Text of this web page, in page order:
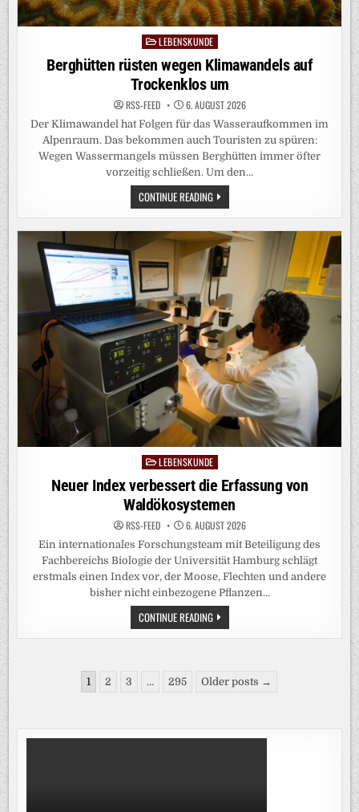
Posted
in
LEBENSKUNDE
Berghütten rüsten wegen Klimawandels auf
Trockenklos um
RSS-FEED 6. AUGUST 2026
Der Klimawandel hat Folgen für das Wasseraufkommen im
Alpenraum. Das bekommen auch Touristen zu spüren:
Wegen Wassermangels müssen Berghütten immer öfter
vorzeitig schließen. Um den…
CONTINUE READINGBERGHÜTTEN
RÜSTEN
WEGEN
KLIMAWANDELS
AUF
TROCKENKLOS
UM
Posted
in
LEBENSKUNDE
Neuer Index verbessert die Erfassung von
Waldökosystemen
RSS-FEED 6. AUGUST 2026
Ein internationales Forschungsteam mit Beteiligung des
Fachbereichs Biologie der Universität Hamburg schlägt
erstmals einen Index vor, der Moose, Flechten und andere
bisher nicht einbezogene Pflanzen…
CONTINUE READINGNEUER
INDEX
VERBESSERT
WALDÖKOSYSTEMEN
Seitennummerierung
Beiträge
1 2 3 … 295 Older posts →